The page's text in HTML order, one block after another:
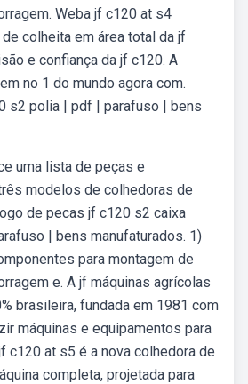
Weba jf c120 at s4
colheita em área total da jf
e confiança da jf c120. A
no 1 do mundo agora com.
s2 polia | pdf | parafuso | bens
uma lista de peças e
modelos de colhedoras de
de pecas jf c120 s2 caixa
| bens manufaturados. 1)
para montagem de
e. A jf máquinas agrícolas
brasileira, fundada em 1981 com
máquinas e equipamentos para
c120 at s5 é a nova colhedora de
completa, projetada para